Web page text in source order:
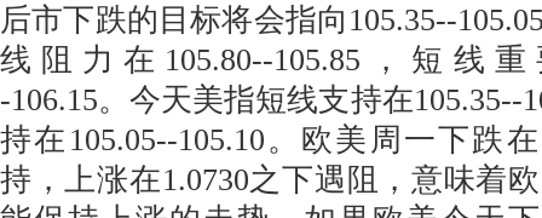
后市下跌的目标将会指向105.35--
线阻力在105.80--105.85，短线
-106.15。今天美指短线支持在105.35--
持在105.05--105.10。欧美周一下跌
持，上涨在1.0730之下遇阻，意味着